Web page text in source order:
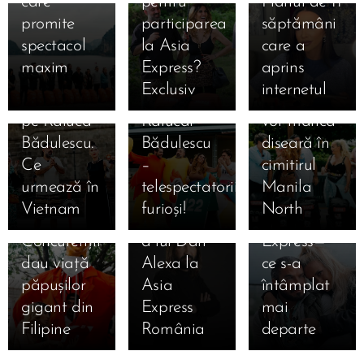
promite
spectacol
maxim 😱
participarea
la Asia
Express?
Exclusiv
săptămâni
care a
aprins
internetul
adus
eliminare
la Manila
și a
pe Raluca
Bădulescu.
Ce
urmează în
Vietnam
Emil,
acuzat că i-
a făcut
cadou
amuleta
Ralucăi
Bădulescu
–
telespectatorii,
furioși!
necrezut!
Concurenții
Asia
Express vor
dormi și
vor mânca
diseară în
cimitirul
Manila
North
23.09.2025
Spectacol
nebun la
Asia
Express
diseară! 🎭
Concurenții
dau viață
păpușilor
gigant din
Filipine
pentru
familie 😢…
dar în
spatele
camerelor
se
pregătea
DIVORȚUL!
Povestea
cutremurătoare
a lui Dan
Alexa la
Asia
Express
România
Anda
Adam au
renunțat la
lavaliere și
au vrut să
abandoneze
după un
moment
tensionat
la Asia
Express—
ce s-a
întâmplat
mai
departe